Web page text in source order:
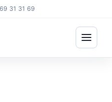
31 31 69
Mở